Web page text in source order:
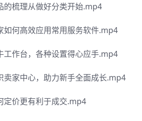
的梳理从做好分类开始.mp4
如何高效应用常用服务软件.mp4
工作台，各种设置得心应手.mp4
卖家中心，助力新手全面成长.mp4
定价更有利于成交.mp4